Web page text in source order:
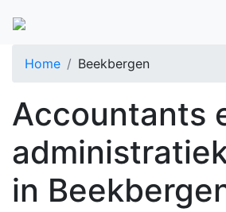
Home Beekbergen
Accountants
in